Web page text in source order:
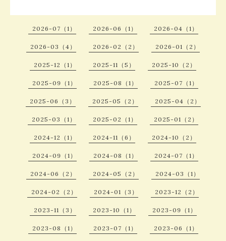
2026-07（1） 2026-06（1） 2026-04（1）
2026-03（4） 2026-02（2） 2026-01（2）
2025-12（1） 2025-11（5） 2025-10（2）
2025-09（1） 2025-08（1） 2025-07（1）
2025-06（3） 2025-05（2） 2025-04（2）
2025-03（1） 2025-02（1） 2025-01（2）
2024-12（1） 2024-11（6） 2024-10（2）
2024-09（1） 2024-08（1） 2024-07（1）
2024-06（2） 2024-05（2） 2024-03（1）
2024-02（2） 2024-01（3） 2023-12（2）
2023-11（3） 2023-10（1） 2023-09（1）
2023-08（1） 2023-07（1） 2023-06（1）